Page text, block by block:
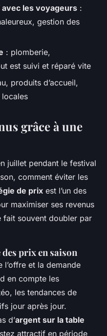
les voyageurs :
gestion des
: plomberie,
est suivi et réparé vite
produits d’accueil,
grâce à une
juillet pendant le festival
comment éviter les
de prix est l’un des
maximiser ses revenus
fait souvent doubler par
prix en saison
l’offre et la demande
en compte les
les tendances de
jour après jour.
d’argent sur la table
attractif en période